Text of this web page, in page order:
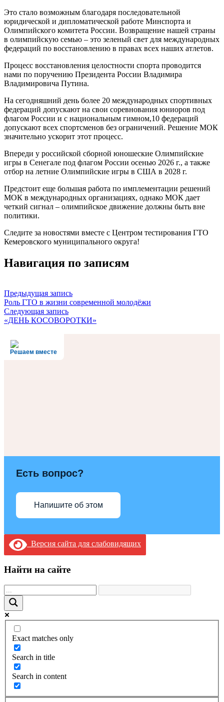
Это стало возможным благодаря последовательной
юридической и дипломатической работе Минспорта и
Олимпийского комитета России. Возвращение нашей страны
в олимпийскую семью – это зеленый свет для международных
федераций по восстановлению в правах всех наших атлетов.
Процесс восстановления целостности спорта проводится
нами по поручению Президента России Владимира
Владимировича Путина.
На сегодняшний день более 20 международных спортивных
федераций допускают на свои соревнования юниоров под
флагом России и с национальным гимном,10 федераций
допускают всех спортсменов без ограничений. Решение МОК
значительно ускорит этот процесс.
Впереди у российской сборной юношеские Олимпийские
игры в Сенегале под флагом России осенью 2026 г., а также
отбор на летние Олимпийские игры в США в 2028 г.
Предстоит еще большая работа по имплементации решений
МОК в международных организациях, однако МОК дает
четкий сигнал – олимпийское движение должны быть вне
политики.
Следите за новостями вместе с Центром тестирования ГТО
Кемеровского муниципального округа!
Навигация по записям
Предыдущая запись
Роль ГТО в жизни современной молодёжи
Следующая запись
«ДЕНЬ КОСОВОРОТКИ»
Решаем вместе
Есть вопрос?
Напишите об этом
Версия сайта для слабовидящих
Найти на сайте
Exact matches only
Search in title
Search in content